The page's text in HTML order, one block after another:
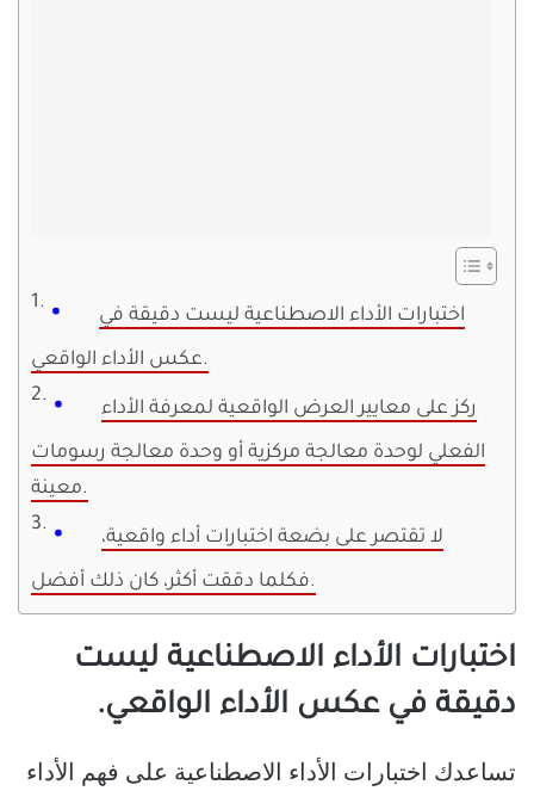
اختبارات الأداء الاصطناعية ليست دقيقة في
عكس الأداء الواقعي.
ركز على معايير العرض الواقعية لمعرفة الأداء
الفعلي لوحدة معالجة مركزية أو وحدة معالجة رسومات
معينة.
لا تقتصر على بضعة اختبارات أداء واقعية،
فكلما دققت أكثر، كان ذلك أفضل.
اختبارات الأداء الاصطناعية ليست
دقيقة في عكس الأداء الواقعي.
تساعدك اختبارات الأداء الاصطناعية على فهم الأداء